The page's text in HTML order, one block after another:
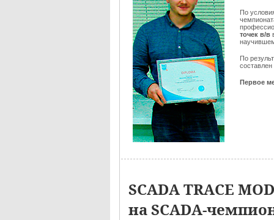
По
точек в/в
По
составлен
Первое
SCADA TRACE
на SCADA-